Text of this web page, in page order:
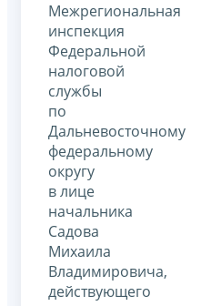
Межрегиональная
инспекция
Федеральной
налоговой
службы
по
Дальневосточному
федеральному
округу
в лице
начальника
Садова
Михаила
Владимировича,
действующего